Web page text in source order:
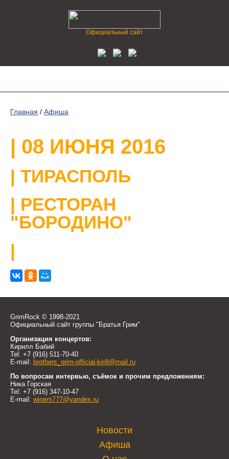
Официальный сайт
Главная / Афиша
| 08 ИЮНЯ 2016
| ТИРАСПОЛЬ
| РЕСТОРАН
"БОРОДИНО"
|
GrimRock © 1998-2021
Официальный сайт группы "Братья Грим"
Организация концертов:
Кирилл Бабий
Tel: +7 (916) 511-70-40
E-mail: brothers_grim-official-kirill@mail.ru
По вопросам интервью, съёмок и прочим предложениям:
Ника Горская
Tel: +7 (916) 347-10-47
E-mail: winers777@yandex.ru
Новости
Афиша